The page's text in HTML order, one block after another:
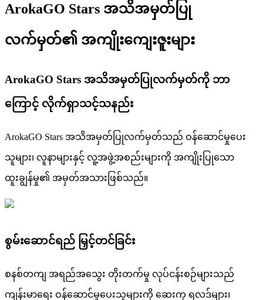
ArokaGO Stars အသိအမှတ်ပြု
လက်မှတ်၏ အကျိုးကျေးဇူးများ
ArokaGO Stars အသိအမှတ်ပြုလက်မှတ်ကို ဘာ
ကြောင့် လိုက်ရှာသင့်သနည်း
ArokaGO Stars အသိအမှတ်ပြုလက်မှတ်သည် ဝန်ဆောင်မှုပေး
သူများ၊ လူနာများနှင့် လူ့အဖွဲ့အစည်းများကို အကျိုးပြုသော
ထူးချွန်မှု၏ အမှတ်အသားဖြစ်သည်။
စွမ်းဆောင်ရည် မြှင့်တင်ခြင်း
စနစ်တကျ အရည်အသွေး တိုးတက်မှု လုပ်ငန်းစဉ်များသည်
ကျန်းမာရေး ဝန်ဆောင်မှုပေးသူများကို ဆေးကု ရလဒ်များ၊